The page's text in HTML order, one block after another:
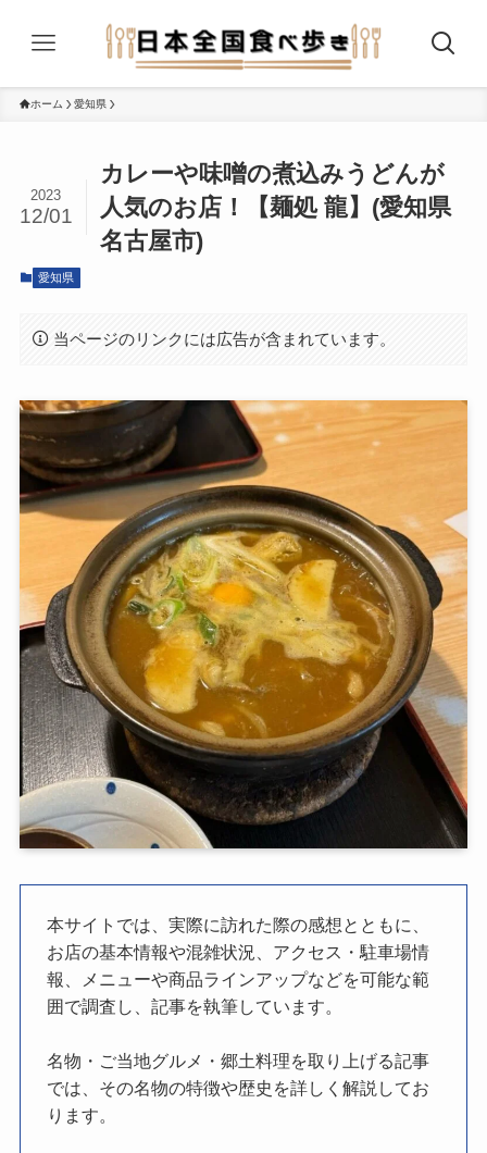
ホーム 愛知県
カレーや味噌の煮込みうどんが
人気のお店！【麺処 龍】(愛知県
名古屋市)
2023
12/01
愛知県
当ページのリンクには広告が含まれています。
本サイトでは、実際に訪れた際の感想とともに、
お店の基本情報や混雑状況、アクセス・駐車場情
報、メニューや商品ラインアップなどを可能な範
囲で調査し、記事を執筆しています。
名物・ご当地グルメ・郷土料理を取り上げる記事
では、その名物の特徴や歴史を詳しく解説してお
ります。